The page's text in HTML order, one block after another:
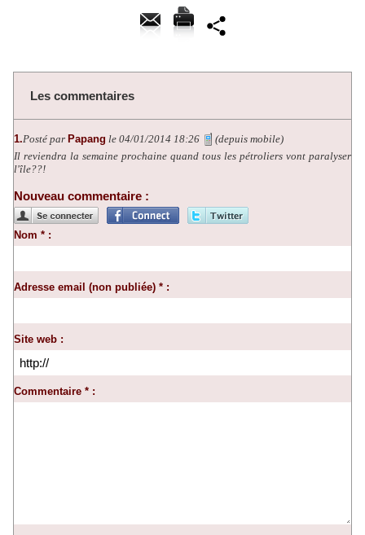
Les commentaires
1.Posté par Papang le 04/01/2014 18:26
(depuis mobile)
Il reviendra la semaine prochaine quand tous les pétroliers vont paralyser
l'île??!
Nouveau commentaire :
Nom * :
Adresse email (non publiée) * :
Site web :
Commentaire * :